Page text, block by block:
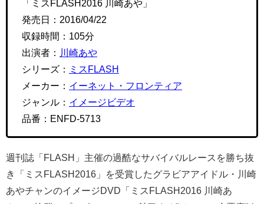
作品情報
「ミスFLASH2016 川崎あや」
発売日：2016/04/22
収録時間：105分
メーカー：イーネット・フロンティア
ジャンル：イメージビデオ
品番：ENFD-5713